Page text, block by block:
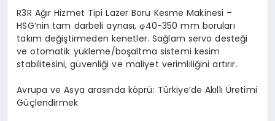
R3R Ağır Hizmet Tipi Lazer Boru Kesme Makinesi –
HSG’nin tam darbeli aynası, φ40-350 mm boruları
takım değiştirmeden kenetler. Sağlam servo desteği
ve otomatik yükleme/boşaltma sistemi kesim
stabilitesini, güvenliği ve maliyet verimliliğini artırır.
Avrupa ve Asya arasında köprü: Türkiye’de Akıllı Üretimi
Güçlendirmek